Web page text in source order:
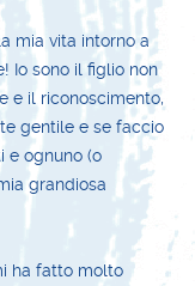
mia vita intorno a
Io sono il figlio non
e il riconoscimento,
gentile e se faccio
e ognuno (o
grandiosa
ha fatto molto